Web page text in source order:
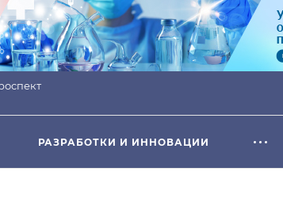
РАЗРАБОТКИ И ИННОВАЦИИ